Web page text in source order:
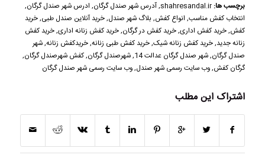
برچسب ها: shahresandal.ir
,آدرس شهر صندل گرگان, ادرس شهر صندل گرگان,
انتخاب کفش مناسب, انواع کفش, بلاگ شهر صندل,خرید آنلاین صندل طبی,خرید
کفش,خرید کفش اداری,خرید کفش در گرگان,خرید کفش زنانه اداری,خرید کفش
زنانه جدید,خرید کفش زنانه شیک,خرید کفش طبی زنانه,خریدکفش زنانه,شهر
صندل گرگان,شهر صندل گرگان عدالت 14 ,شهرصندل گرگان,کفش شهرصندل گرگان,
گرگان کفش,وب سایت رسمی شهر صندل,وب سایت رسمی شهر صندل گرگان
اشتراک این مطلب